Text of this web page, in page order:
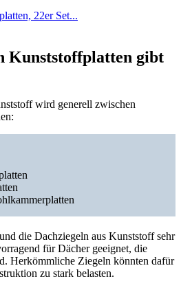
22er Set...
Kunststoffplatten gibt
wird generell zwischen
die Dachziegeln aus Kunststoff sehr
für Dächer geeignet, die
Herkömmliche Ziegeln könnten dafür
zu stark belasten.